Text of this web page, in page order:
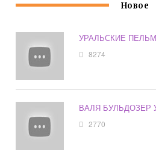
Новое
УРАЛЬСКИЕ
8274
ВАЛЯ БУЛЬДОЗЕР
2770